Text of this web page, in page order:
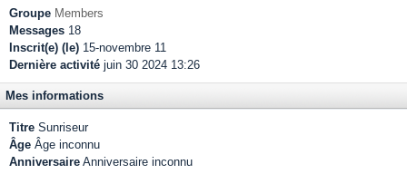
Groupe Members
Messages 18
Inscrit(e) (le) 15-novembre 11
Dernière activité juin 30 2024 13:26
Mes informations
Titre Sunriseur
Âge Âge inconnu
Anniversaire Anniversaire inconnu